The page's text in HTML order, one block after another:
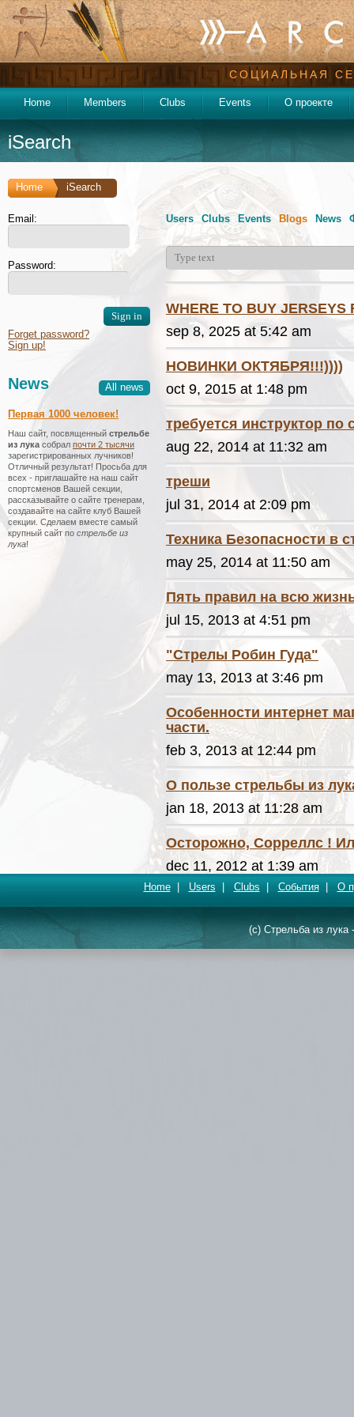
СОЦИАЛЬНАЯ
Home Members Clubs Events О проекте
iSearch
Home iSearch
Email:
Password:
Forget password?
Sign up!
All news
News
Первая 1000 человек!
Наш сайт, посвященный стрельбе
из лука собрал почти 2 тысячи
зарегистрированных лучников!
Отличный результат! Просьба для
всех - приглашайте на наш сайт
спортсменов Вашей секции,
рассказывайте о сайте тренерам,
создавайте на сайте клуб Вашей
секции. Сделаем вместе самый
крупный сайт по стрельбе из
лука!
Users Clubs Events Blogs News
WHERE TO BUY JERSEYS
sep 8, 2025 at 5:42 am
НОВИНКИ ОКТЯБРЯ!!!))))
oct 9, 2015 at 1:48 pm
требуется инструктор по
aug 22, 2014 at 11:32 am
треши
jul 31, 2014 at 2:09 pm
Техника Безопасности в
may 25, 2014 at 11:50 am
Пять правил на всю
jul 15, 2013 at 4:51 pm
"Стрелы Робин Гуда"
may 13, 2013 at 3:46 pm
Особенности интернет
части.
feb 3, 2013 at 12:44 pm
О пользе стрельбы из
jan 18, 2013 at 11:28 am
Осторожно, Сорреллс !
dec 11, 2012 at 1:39 am
Home| Users Clubs События| О
(c) Стрельба из лука